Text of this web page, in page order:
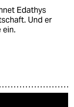
Edathys
Und er
ein.